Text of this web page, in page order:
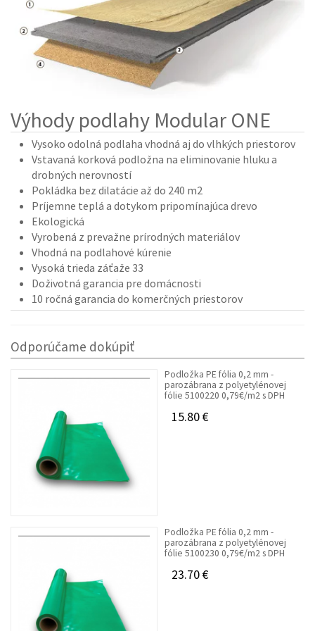
Výhody podlahy Modular ONE
Vysoko odolná podlaha vhodná aj do vlhkých priestorov
Vstavaná korková podložna na eliminovanie hluku a
drobných nerovností
Pokládka bez dilatácie až do 240 m2
Príjemne teplá a dotykom pripomínajúca drevo
Ekologická
Vyrobená z prevažne prírodných materiálov
Vhodná na podlahové kúrenie
Vysoká trieda záťaže 33
Doživotná garancia pre domácnosti
10 ročná garancia do komerčných priestorov
Odporúčame dokúpiť
Podložka PE fólia 0,2 mm -
parozábrana z polyetylénovej
fólie 5100220 0,79€/m2 s DPH
15.80 €
Podložka PE fólia 0,2 mm -
parozábrana z polyetylénovej
fólie 5100230 0,79€/m2 s DPH
23.70 €